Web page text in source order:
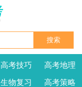
高考技巧 高考地理
生物复习 高考策略